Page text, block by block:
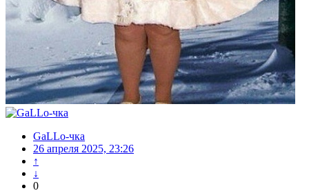
GaLLo-чка
26 апреля 2025, 23:26
↑
↓
0